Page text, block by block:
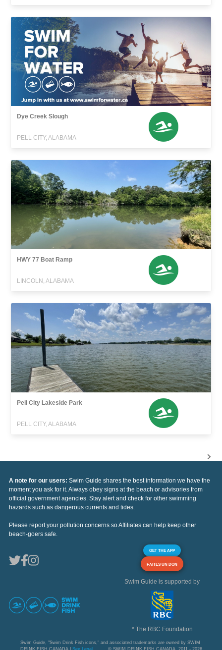
Dye Creek Slough
PELL CITY, ALABAMA
HWY 77 Boat Ramp
LINCOLN, ALABAMA
Pell City Lakeside Park
PELL CITY, ALABAMA
A note for our users: Swim Guide shares the best information we have the
moment you ask for it. Always obey signs at the beach or advisories from
official government agencies. Stay alert and check for other swimming
hazards such as dangerous currents and tides.
Please report your pollution concerns so Affiliates can help keep other
beach-goers safe.
GET THE APP
FAITES UN DON
Swim Guide is supported by
* The RBC Foundation
Swim Guide, "Swim Drink Fish icons," and associated trademarks are owned by SWIM